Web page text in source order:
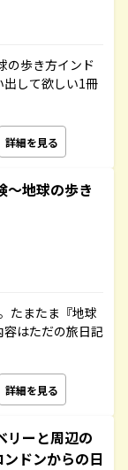
の歩き方インド
して欲しい1冊
詳細を見る
～地球の歩き
たまたま『地球
はただの旅日記
詳細を見る
リーと周辺の
ドンからの日